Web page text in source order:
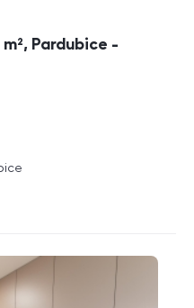
Pardubice -